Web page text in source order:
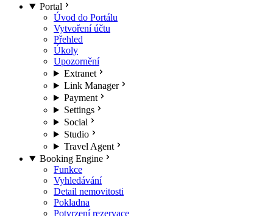
Portal
Úvod do Portálu
Vytvoření účtu
Přehled
Úkoly
Upozornění
Extranet
Link Manager
Payment
Settings
Social
Studio
Travel Agent
Booking Engine
Funkce
Vyhledávání
Detail nemovitosti
Pokladna
Potvrzení rezervace